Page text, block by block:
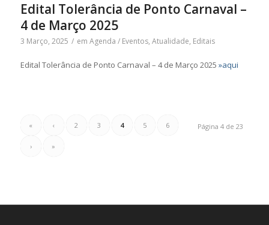
Edital Tolerância de Ponto Carnaval –
4 de Março 2025
3 Março, 2025 / em Agenda / Eventos, Atualidade, Editais
Edital Tolerância de Ponto Carnaval – 4 de Março 2025 »aqui
Página 4 de 23
« ‹ 2 3 4 5 6
› »